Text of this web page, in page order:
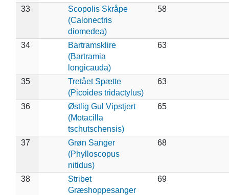
33
Scopolis Skråpe
(Calonectris
diomedea)
58
34
Bartramsklire
(Bartramia
longicauda)
63
35
Tretået Spætte
(Picoides tridactylus)
63
36
Østlig Gul Vipstjert
(Motacilla
tschutschensis)
65
37
Grøn Sanger
(Phylloscopus
nitidus)
68
38
Stribet
Græshoppesanger
69